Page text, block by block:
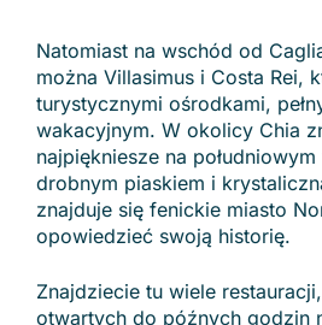
Natomiast na wschód od
można Villasimus i Costa Rei,
turystycznymi ośrodkami,
wakacyjnym. W okolicy Chia
najpiękniesze na
drobnym piaskiem i
znajduje się fenickie miasto
opowiedzieć swoją historię.
Znajdziecie tu wiele
otwartych do późnych godzin